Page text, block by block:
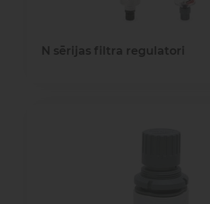
N sērijas filtra regulatori